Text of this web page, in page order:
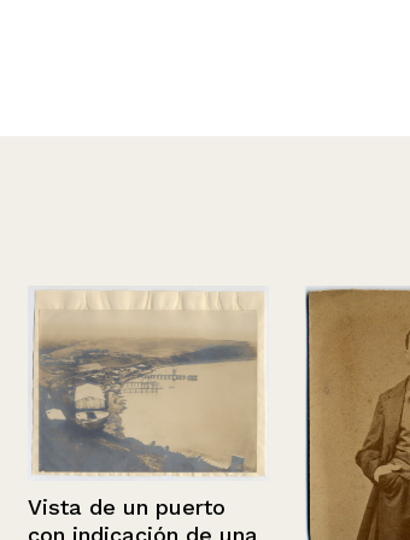
Vista de un puerto
con indicación de una